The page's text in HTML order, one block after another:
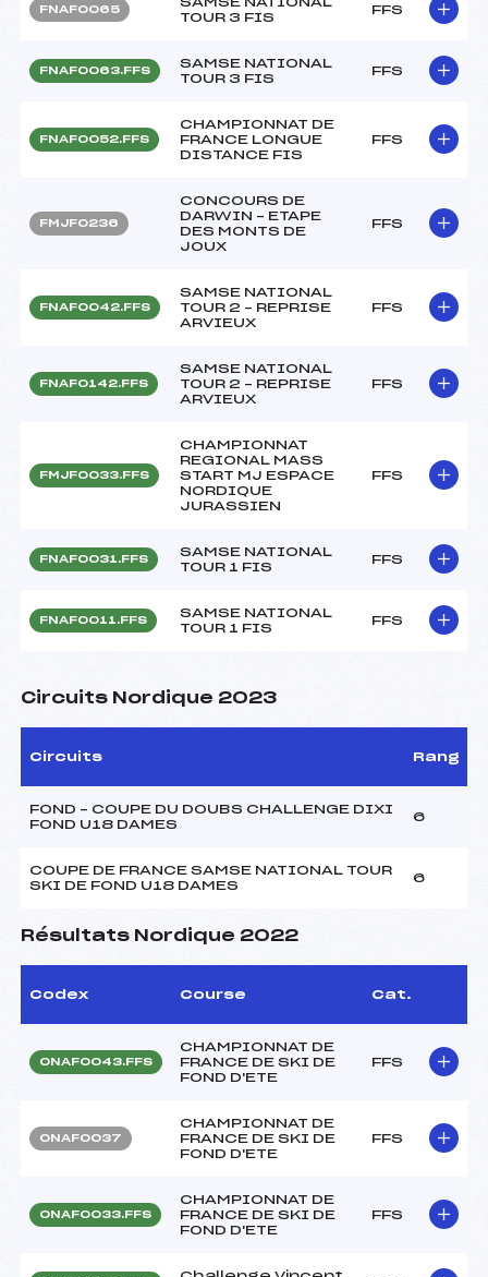
FNAF0065
TOUR 3 FIS
FFS
FNAF0063.FFS
SAMSE NATIONAL
TOUR 3 FIS
FFS
FNAF0052.FFS
CHAMPIONNAT DE
FRANCE LONGUE
DISTANCE FIS
FFS
FMJF0236
CONCOURS DE
DARWIN – ETAPE
DES MONTS DE
JOUX
FFS
FNAF0042.FFS
SAMSE NATIONAL
TOUR 2 – REPRISE
ARVIEUX
FFS
FNAF0142.FFS
SAMSE NATIONAL
TOUR 2 – REPRISE
ARVIEUX
FFS
FMJF0033.FFS
CHAMPIONNAT
REGIONAL MASS
START MJ ESPACE
NORDIQUE
JURASSIEN
FFS
FNAF0031.FFS
SAMSE NATIONAL
TOUR 1 FIS
FFS
FNAF0011.FFS
SAMSE NATIONAL
TOUR 1 FIS
FFS
Circuits Nordique 2023
Circuits Rang
FOND – COUPE DU DOUBS CHALLENGE DIXI
FOND U18 DAMES
6
COUPE DE FRANCE SAMSE NATIONAL TOUR
SKI DE FOND U18 DAMES
6
Résultats Nordique 2022
Codex Course Cat.
ONAF0043.FFS
CHAMPIONNAT DE
FRANCE DE SKI DE
FOND D'ETE
FFS
ONAF0037
CHAMPIONNAT DE
FRANCE DE SKI DE
FOND D'ETE
FFS
ONAF0033.FFS
CHAMPIONNAT DE
FRANCE DE SKI DE
FOND D'ETE
FFS